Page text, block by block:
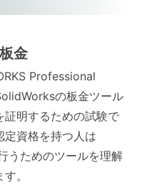
金
Professional
の板金ツール
証明するための試験で
定資格を持つ人は
うためのツールを理解
。